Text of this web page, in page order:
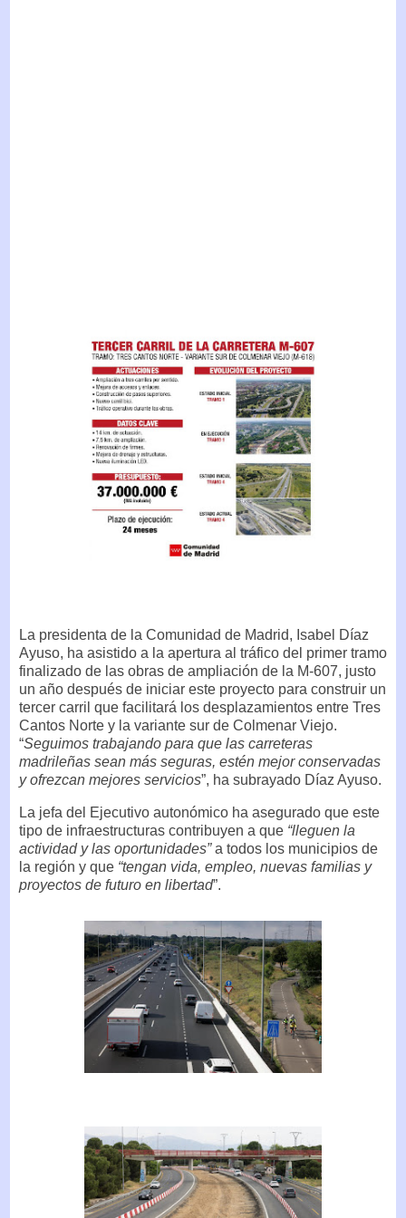
La presidenta de la Comunidad de Madrid, Isabel Díaz
Ayuso, ha asistido a la apertura al tráfico del primer tramo
finalizado de las obras de ampliación de la M-607, justo
un año después de iniciar este proyecto para construir un
tercer carril que facilitará los desplazamientos entre Tres
Cantos Norte y la variante sur de Colmenar Viejo.
“Seguimos trabajando para que las carreteras
madrileñas sean más seguras, estén mejor conservadas
y ofrezcan mejores servicios”, ha subrayado Díaz Ayuso.
La jefa del Ejecutivo autonómico ha asegurado que este
tipo de infraestructuras contribuyen a que “lleguen la
actividad y las oportunidades”a todos los municipios de
la región y que “tengan vida, empleo, nuevas familias y
proyectos de futuro en libertad”.